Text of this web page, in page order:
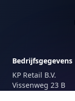
Bedrijfsgegevens
KP Retail B.V.
Vissenweg 23 B